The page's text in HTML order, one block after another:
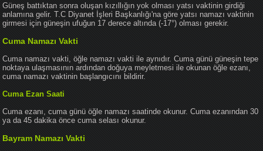
Güneş battıktan sonra oluşan kızıllığın yok olması yatsı vaktinin girdiği
anlamına gelir. T.C Diyanet İşleri Başkanlığı'na göre yatsı namazı vaktinin
girmesi için güneşin ufuğun 17 derece altında (-17°) olması gerekir.
Cuma Namazı Vakti
Cuma namazı vakti, öğle namazı vakti ile aynıdır. Cuma günü güneşin tepe
noktaya ulaşmasının ardından doğuya meyletmesi ile okunan öğle ezanı,
cuma namazı vaktinin başlangıcını bildirir.
Cuma Ezan Saati
Cuma ezanı, cuma günü öğle namazı saatinde okunur. Cuma ezanından 30
ya da 45 dakika önce cuma selası okunur.
Bayram Namazı Vakti